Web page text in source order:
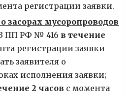
регистрации заявки.
засорах мусоропроводов
ПП РФ № 416 в течение
регистрации заявки
заявителя о
исполнения заявки;
2 часов с момента